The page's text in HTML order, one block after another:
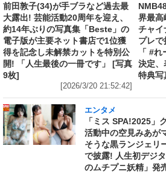
前田敦子(34)が手ブラなど過去最
大露出! 芸能活動20周年を迎え、
約14年ぶりの写真集「Beste」の
電子版が主要ネット書店で1位獲
得を記念し未解禁カットを特別公
開! 「人生最後の一冊です」 [写真
9枚]
[2026/3/20 21:52:42]
界最高
チャイ
プレ
「 #
決定、
特典写
エンタメ
「ミス SPA!2025」
活動中の空見みあが
そうな黒ランジェリ
で披露! 人生初デジ
のムチプニ妖精」発